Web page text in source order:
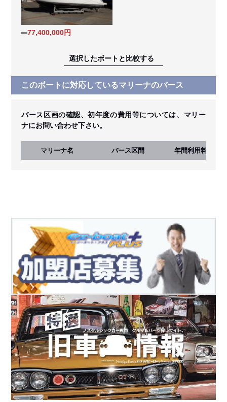
77,400,000円
選択したボートと比較する
このボートに対応しているマリーナのバース
バース区画の確認、初年度の費用等については、マリー
ナにお問い合わせ下さい。
マリーナ名 バース区間 年間利用料